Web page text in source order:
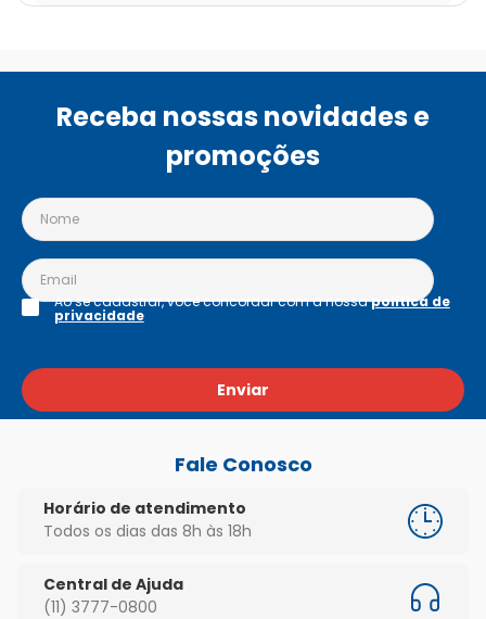
Receba nossas novidades e
promoções
Enviar
Ao se cadastrar, você concordar com a nossapolítica de
privacidade
Fale Conosco
Horário de atendimento
Todos os dias das 8h às 18h
Central de Ajuda
(11) 3777-0800